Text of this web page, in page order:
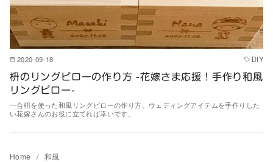
2020-09-18
DIY
枡のリングピローの作り方 -花嫁さま応援！手作り和風
リングピロー-
一合枡を使った和風リングピローの作り方。ウェディングアイテムを手作りした
い花嫁さんのお役に立てれば幸いです。
Home 和風